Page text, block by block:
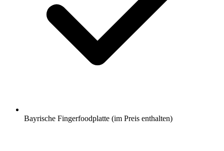
Bayrische Fingerfoodplatte (im Preis enthalten)